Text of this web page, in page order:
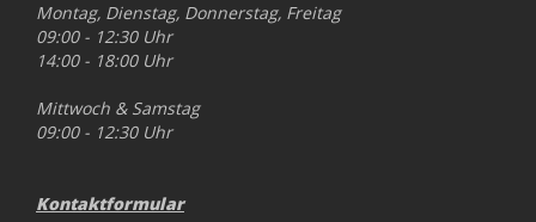
Montag, Dienstag, Donnerstag, Freitag
09:00 - 12:30 Uhr
14:00 - 18:00 Uhr
Mittwoch & Samstag
09:00 - 12:30 Uhr
Kontaktformular